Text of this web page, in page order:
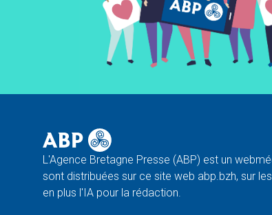
L'Agence Bretagne Presse (ABP) est un
sont distribuées sur ce site web abp.bzh, sur
en plus l'IA pour la rédaction.